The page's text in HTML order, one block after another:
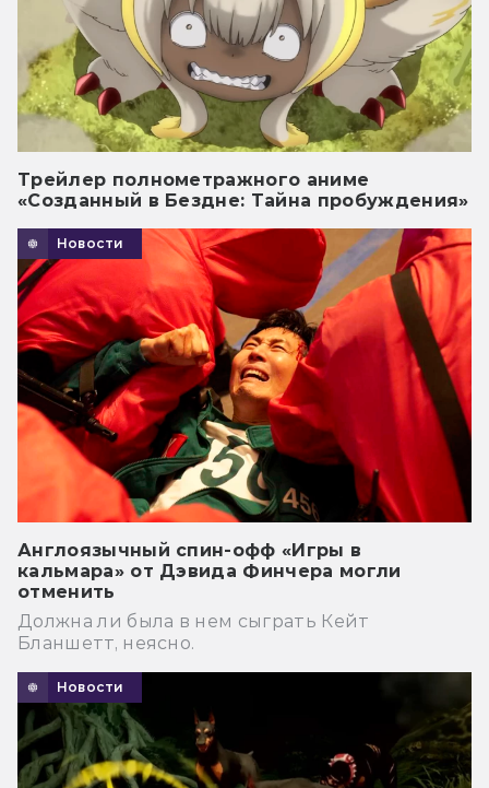
Трейлер полнометражного аниме
«Созданный в Бездне: Тайна пробуждения»
Новости
Англоязычный спин-офф «Игры в
кальмара» от Дэвида Финчера могли
отменить
Должна ли была в нем сыграть Кейт
Бланшетт, неясно.
Новости